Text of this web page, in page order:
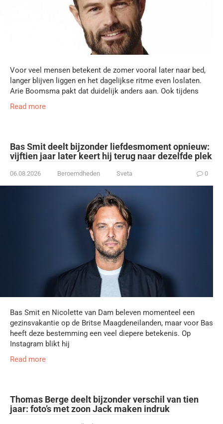
Voor veel mensen betekent de zomer vooral later naar bed,
langer blijven liggen en het dagelijkse ritme even loslaten.
Arie Boomsma pakt dat duidelijk anders aan. Ook tijdens
Read more
Bas Smit deelt bijzonder liefdesmoment opnieuw:
vijftien jaar later keert hij terug naar dezelfde plek
06.08.2026 Beroemdheden Sveta 0
Bas Smit en Nicolette van Dam beleven momenteel een
gezinsvakantie op de Britse Maagdeneilanden, maar voor Bas
heeft deze bestemming een veel diepere betekenis. Op
Instagram blikt hij
Read more
Thomas Berge deelt bijzonder verschil van tien
jaar: foto’s met zoon Jack maken indruk